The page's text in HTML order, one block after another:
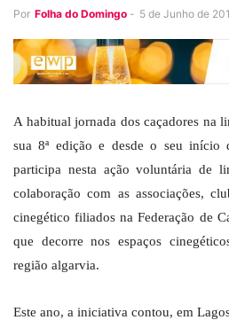
Por Folha do Domingo - 5 de Junho de
A habitual jornada dos caçadores na
sua 8ª edição e desde o seu
participa nesta ação voluntária de
colaboração com as associações,
cinegético filiados na Federação de
que decorre nos espaços
região algarvia.
Este ano, a iniciativa contou, em